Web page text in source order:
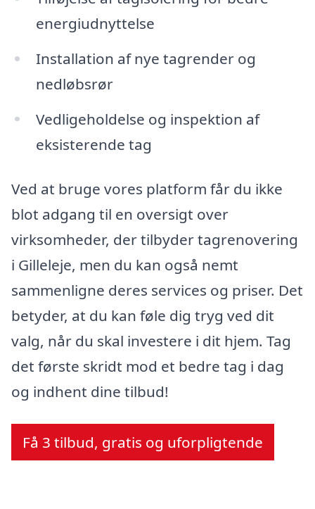
energiudnyttelse
Installation af nye tagrender og
nedløbsrør
Vedligeholdelse og inspektion af
eksisterende tag
Ved at bruge vores platform får du ikke
blot adgang til en oversigt over
virksomheder, der tilbyder tagrenovering
i Gilleleje, men du kan også nemt
sammenligne deres services og priser. Det
betyder, at du kan føle dig tryg ved dit
valg, når du skal investere i dit hjem. Tag
det første skridt mod et bedre tag i dag
og indhent dine tilbud!
Få 3 tilbud, gratis og uforpligtende